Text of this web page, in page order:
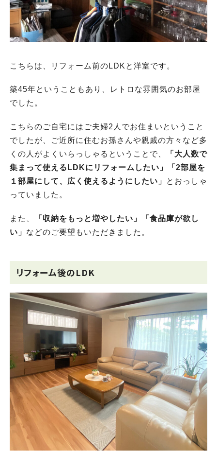
こちらは、リフォーム前のLDKと洋室です。
築45年ということもあり、レトロな雰囲気のお部屋
でした。
こちらのご自宅にはご夫婦2人でお住まいということ
でしたが、ご近所に住むお孫さんや親戚の方々など多
くの人がよくいらっしゃるということで、
「大人数で
集まって使えるLDKにリフォームしたい」「2部屋を
１部屋にして、広く使えるようにしたい」
とおっしゃ
っていました。
また、
「収納をもっと増やしたい」「食品庫が欲し
い」 などのご要望もいただきました。
リフォーム後のLDK